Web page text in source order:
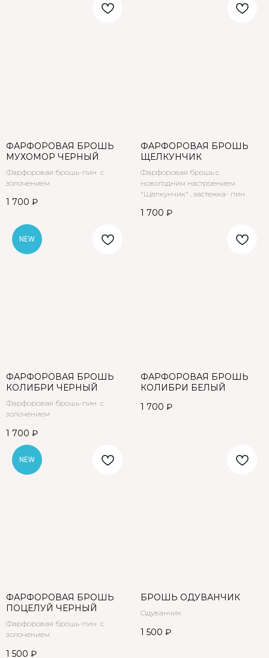
ФАРФОРОВАЯ БРОШЬ
МУХОМОР ЧЕРНЫЙ
Фарфоровая брошь-пин с
золочением
1 700 ₽
ФАРФОРОВАЯ БРОШЬ
ЩЕЛКУНЧИК
Фарфоровая брошь с
новогодним настроением
"Щелкунчик" , застежка- пин
1 700 ₽
NEW
ФАРФОРОВАЯ БРОШЬ
КОЛИБРИ ЧЕРНЫЙ
Фарфоровая брошь-пин с
золочением
1 700 ₽
ФАРФОРОВАЯ БРОШЬ
КОЛИБРИ БЕЛЫЙ
1 700 ₽
NEW
ФАРФОРОВАЯ БРОШЬ
ПОЦЕЛУЙ ЧЕРНЫЙ
Фарфоровая брошь-пин с
золочением
1 500 ₽
БРОШЬ ОДУВАНЧИК
Одуванчик
1 500 ₽